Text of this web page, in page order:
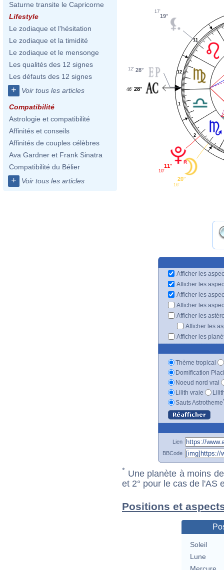
Saturne transite le Capricorne
Lifestyle
Le zodiaque et l'hésitation
Le zodiaque et la timidité
Le zodiaque et le mensonge
Les qualités des 12 signes
Les défauts des 12 signes
+ Voir tous les articles
Compatibilité
Astrologie et compatibilité
Affinités et conseils
Affinités de couples célèbres
Ava Gardner et Frank Sinatra
Compatibilité du Bélier
+ Voir tous les articles
1
2
11
12
19°
17'
28°
12'
28°
46'
11°
10'
20°
16'
Afficher les
Afficher les
Afficher les
Afficher les
Afficher les
Afficher les
Afficher les
Thème tropical
Domification
Noeud nord vrai
Lilith vraie
Sauts Astrotheme
Lien
BBCode
* Une planète à moins
et 2° pour le cas de l'AS
Positions et
Soleil
Lune